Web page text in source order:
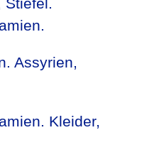
Assyrien,
Kleider,